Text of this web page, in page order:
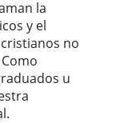
la
y el
no
u